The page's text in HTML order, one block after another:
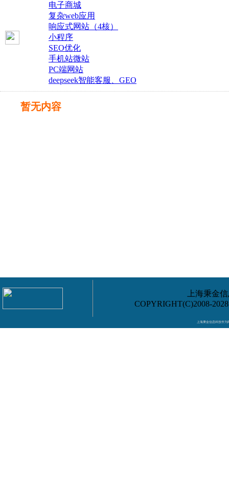
电子商城
复杂web应用
响应式网站（4核）
小程序
SEO优化
手机站微站
PC端网站
deepseek智能客服、GEO
暂无内容
上海秉金
COPYRIGHT(C)2008-
上海秉金信息科技作